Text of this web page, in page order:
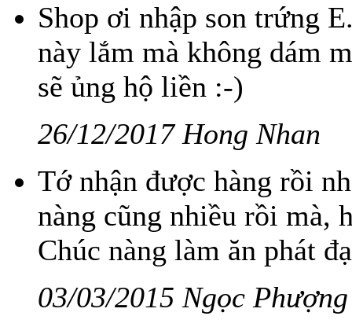
Shop ơi nhập son trứng
này lắm mà không dám
sẽ ủng hộ liền :-)
26/12/2017 Hong Nhan
Tớ nhận được hàng rồi
nàng cũng nhiều rồi mà,
Chúc nàng làm ăn phát
03/03/2015 Ngọc Phượng